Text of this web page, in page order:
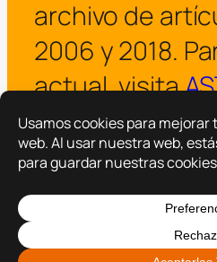
archivo de
2006 y 2018.
actual, visita
¡Visitar ASTROMONO ya!
Copyright © 2025 –
Política de